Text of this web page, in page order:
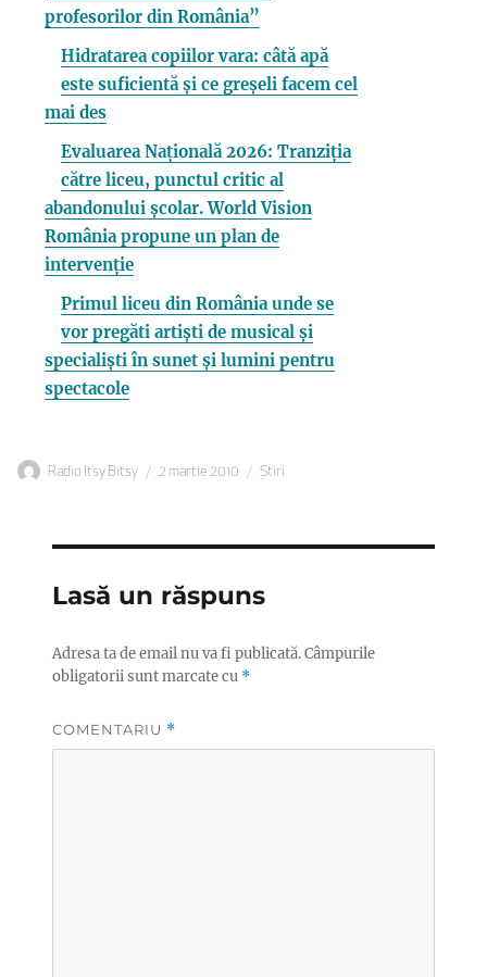
profesorilor din România”
Hidratarea copiilor vara: câtă apă
este suficientă și ce greșeli facem cel
mai des
Evaluarea Națională 2026: Tranziția
către liceu, punctul critic al
abandonului școlar. World Vision
România propune un plan de
intervenție
Primul liceu din România unde se
vor pregăti artiști de musical și
specialiști în sunet și lumini pentru
spectacole
Autor
Radio Itsy Bitsy
Publicat
2 martie 2010 Categorii
Stiri
Lasă un răspuns
Adresa ta de email nu va fi publicată.Câmpurile
obligatorii sunt marcate cu *
COMENTARIU *